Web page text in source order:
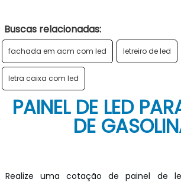
Buscas relacionadas:
fachada em acm com led letreiro de led
letra caixa com led
PAINEL DE LED
DE
Realize uma cotação de painel de